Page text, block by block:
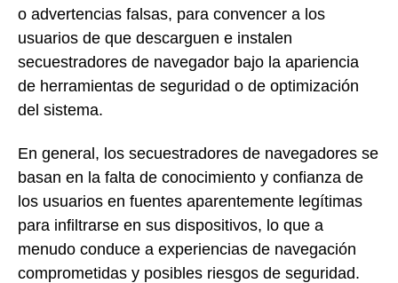
o advertencias falsas, para convencer a los
usuarios de que descarguen e instalen
secuestradores de navegador bajo la apariencia
de herramientas de seguridad o de optimización
del sistema.
En general, los secuestradores de navegadores se
basan en la falta de conocimiento y confianza de
los usuarios en fuentes aparentemente legítimas
para infiltrarse en sus dispositivos, lo que a
menudo conduce a experiencias de navegación
comprometidas y posibles riesgos de seguridad.